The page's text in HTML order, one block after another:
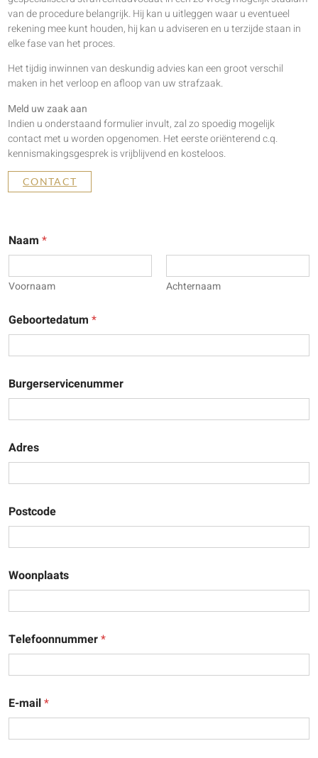
van de procedure belangrijk. Hij kan u uitleggen waar u eventueel
rekening mee kunt houden, hij kan u adviseren en u terzijde staan in
elke fase van het proces.
Het tijdig inwinnen van deskundig advies kan een groot verschil
maken in het verloop en afloop van uw strafzaak.
Meld uw zaak aan
Indien u onderstaand formulier invult, zal zo spoedig mogelijk
contact met u worden opgenomen. Het eerste oriënterend c.q.
kennismakingsgesprek is vrijblijvend en kosteloos.
CONTACT
Naam *
Voornaam Achternaam
Geboortedatum *
Burgerservicenummer
Adres
Postcode
Woonplaats
Telefoonnummer*
E-mail*